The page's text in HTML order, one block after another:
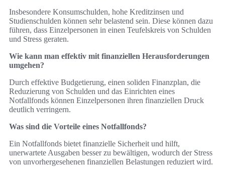
Insbesondere Konsumschulden, hohe Kreditzinsen und
Studienschulden können sehr belastend sein. Diese können dazu
führen, dass Einzelpersonen in einen Teufelskreis von Schulden
und Stress geraten.
Wie kann man effektiv mit finanziellen Herausforderungen
umgehen?
Durch effektive Budgetierung, einen soliden Finanzplan, die
Reduzierung von Schulden und das Einrichten eines
Notfallfonds können Einzelpersonen ihren finanziellen Druck
deutlich verringern.
Was sind die Vorteile eines Notfallfonds?
Ein Notfallfonds bietet finanzielle Sicherheit und hilft,
unerwartete Ausgaben besser zu bewältigen, wodurch der Stress
von unvorhergesehenen finanziellen Belastungen reduziert wird.